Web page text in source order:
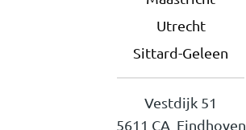
Utrecht
Sittard-Geleen
Vestdijk 51
5611 CA Eindhoven